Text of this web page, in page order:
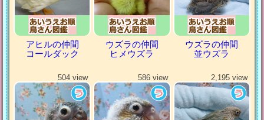
アヒルの仲間
コールダック
ウズラの仲間
ヒメウズラ
ウズラの仲間
並ウズラ
504 view 586 view 2,195 view